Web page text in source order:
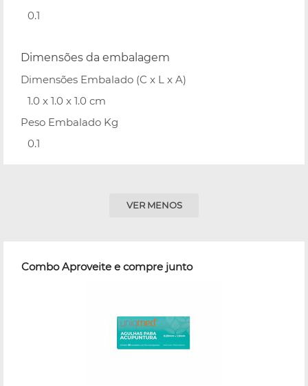
0.1
Dimensões da embalagem
Dimensões Embalado (C x L x A)
1.0 x 1.0 x 1.0 cm
Peso Embalado Kg
0.1
VER MENOS
Combo Aproveite e compre junto